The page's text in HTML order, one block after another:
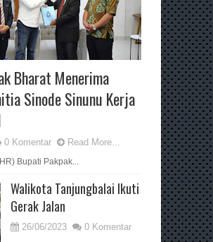
Bharat Menerima
Sinode Sinunu Kerja
0 Komentar Read More...
Bupati Pakpak...
Walikota Tanjungbalai Ikuti
Gerak Jalan
26/06/2023 0 Komentar